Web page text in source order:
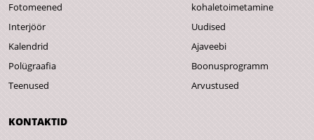
Fotomeened
Interjöör
Kalendrid
Polügraafia
Teenused
kohaletoimetamine
Uudised
Ajaveebi
Boonusprogramm
Arvustused
KONTAKTID